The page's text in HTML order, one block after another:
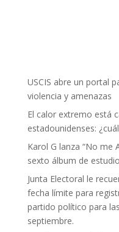
USCIS abre un portal
violencia y amenazas
El calor extremo está
estadounidenses:
Karol G lanza “No me
sexto álbum de estudio
Junta Electoral le
fecha límite para
partido político para
septiembre.